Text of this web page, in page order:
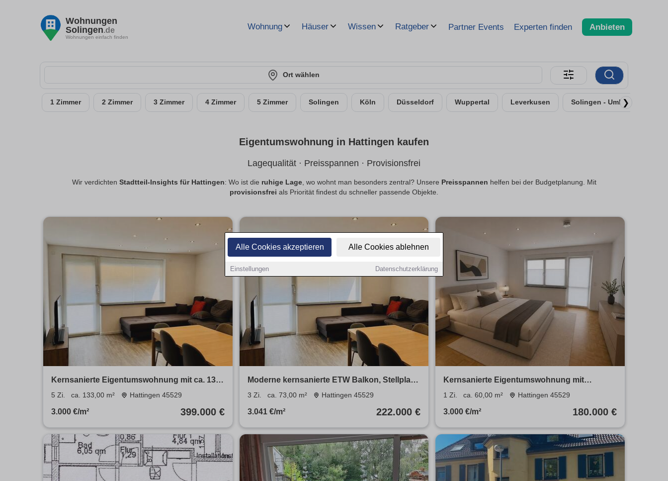
Alle Cookies akzeptieren Alle Cookies ablehnen
Einstellungen Datenschutzerklärung
Wohnungen
Solingen.de
Wohnungen einfach finden
Wohnung Häuser Wissen Ratgeber Partner Events Experten finden Anbieten
Ort wählen
1 Zimmer 2 Zimmer 3 Zimmer 4 Zimmer 5 Zimmer Solingen Köln Düsseldorf Wuppertal Leverkusen Solingen - Umland
❯
Eigentumswohnung in Hattingen kaufen
Lagequalität · Preisspannen · Provisionsfrei
Wir verdichten Stadtteil-Insights für Hattingen: Wo ist die ruhige Lage, wo wohnt man besonders zentral? Unsere Preisspannen helfen bei der Budgetplanung. Mit
provisionsfrei als Priorität findest du schneller passende Objekte.
Kernsanierte Eigentumswohnung mit ca. 133
m²
5 Zi. ca. 133,00 m² Hattingen 45529
3.000 €/m² 399.000 €
Moderne kernsanierte ETW Balkon, Stellplatz
& Keller
3 Zi. ca. 73,00 m² Hattingen 45529
3.041 €/m² 222.000 €
Kernsanierte Eigentumswohnung mit
großzügiger Wohnküche
1 Zi. ca. 60,00 m² Hattingen 45529
3.000 €/m² 180.000 €